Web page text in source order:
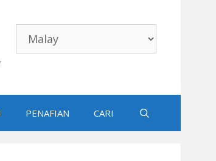
PENAFIAN CARI